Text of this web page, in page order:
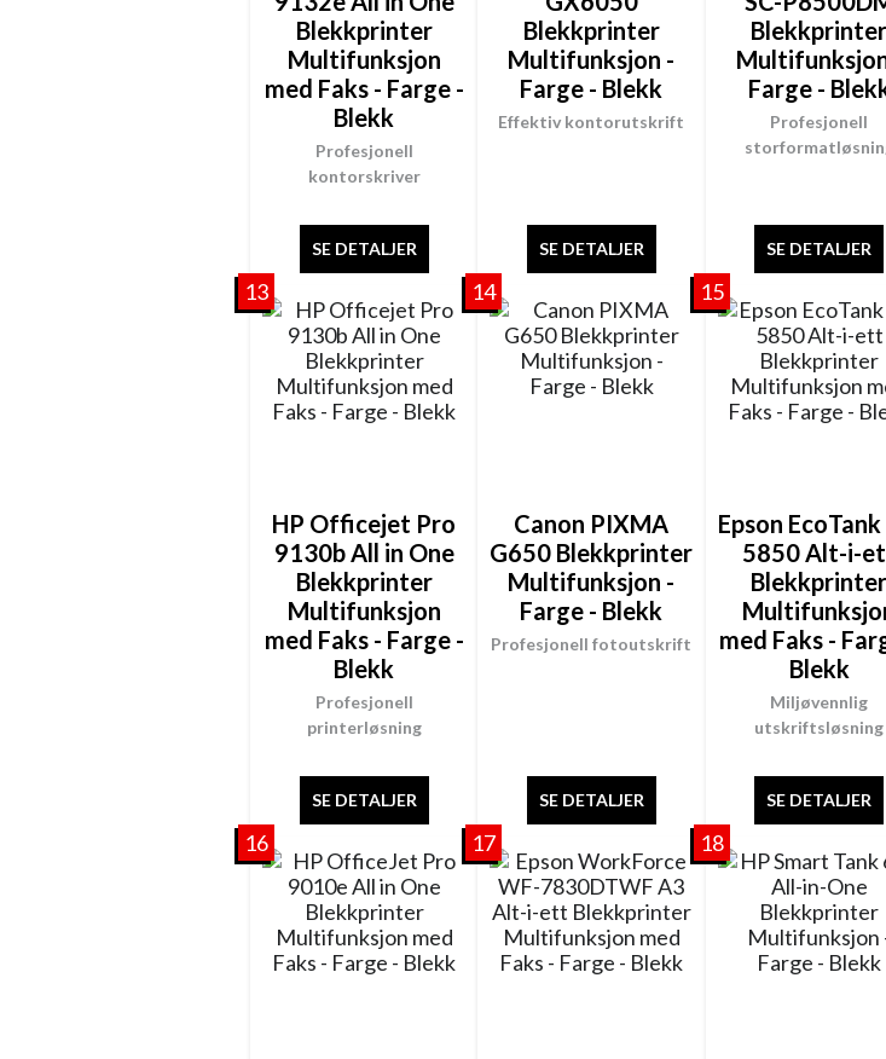
Profesjonell
kontorskriver
Blekkprinter
Multifunksjon
med Faks - Farge -
Blekk
SE DETALJER
Effektiv kontorutskrift
Blekkprinter
Multifunksjon -
Farge - Blekk
SE DETALJER
Profesjonell
Blekkprinter
Farge -
SE DETALJER
13
Profesjonell
printerløsning
HP Officejet Pro
9130b All in One
Blekkprinter
Multifunksjon
med Faks - Farge -
Blekk
SE DETALJER
14
Profesjonell fotoutskrift
Canon PIXMA
G650 Blekkprinter
Multifunksjon -
Farge - Blekk
SE DETALJER
15
Miljøvennlig
utskriftsløsning
Epson EcoTank
5850 Alt-i-
Blekkprinter
med Faks -
Blekk
SE DETALJER
16 17 18